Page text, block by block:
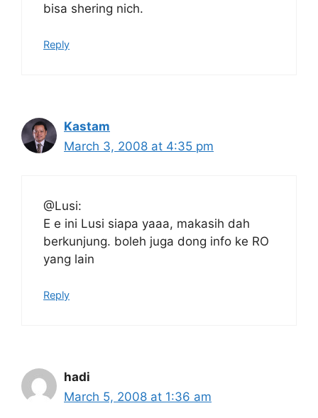
bisa shering nich.
Reply
Kastam
March 3, 2008 at 4:35 pm
@Lusi:
E e ini Lusi siapa yaaa, makasih dah
berkunjung. boleh juga dong info ke RO
yang lain
Reply
hadi
March 5, 2008 at 1:36 am